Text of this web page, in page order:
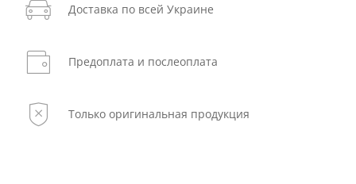
Доставка по всей Украине
Предоплата и послеоплата
Только оригинальная продукция